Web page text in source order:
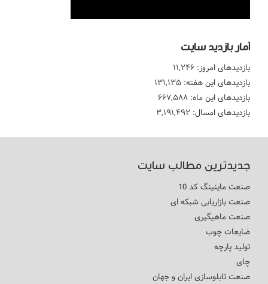
آمار بازدید سایت
بازدیدهای امروز: ۱۱,۲۴۶
بازدیدهای این هفته: ۱۳۱,۱۳۵
بازدیدهای این ماه: ۶۶۷,۵۸۸
بازدیدهای امسال: ۳,۱۹۱,۴۹۲
جدیدترین مطالب سایت
صنعت ماینینگ کد 10
صنعت بازاریابی شبکه ای
صنعت ماهیگیری
ضایعات چوب
تولید پارچه
چای
صنعت تابلوسازی ایران و جهان